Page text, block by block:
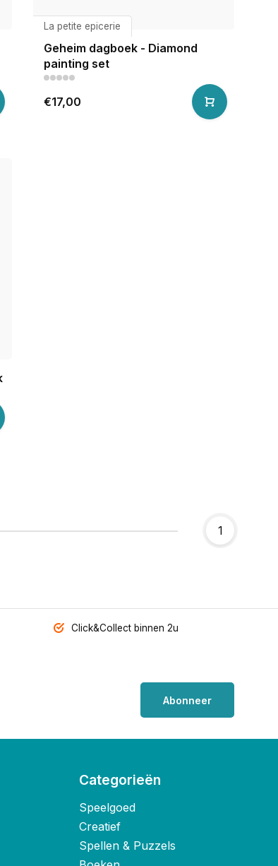
La petite epicerie
Geheim dagboek - Diamond
painting set
€17,00
1
Click&Collect binnen 2u
Abonneer
Categorieën
Speelgoed
Creatief
Spellen & Puzzels